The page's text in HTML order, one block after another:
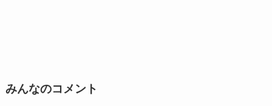
みんなのコメント